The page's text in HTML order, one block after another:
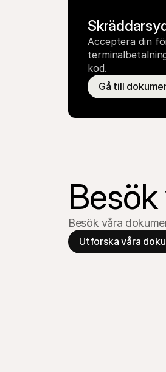
Acceptera din
kod.
Gå till
Besök våra
Utforska våra